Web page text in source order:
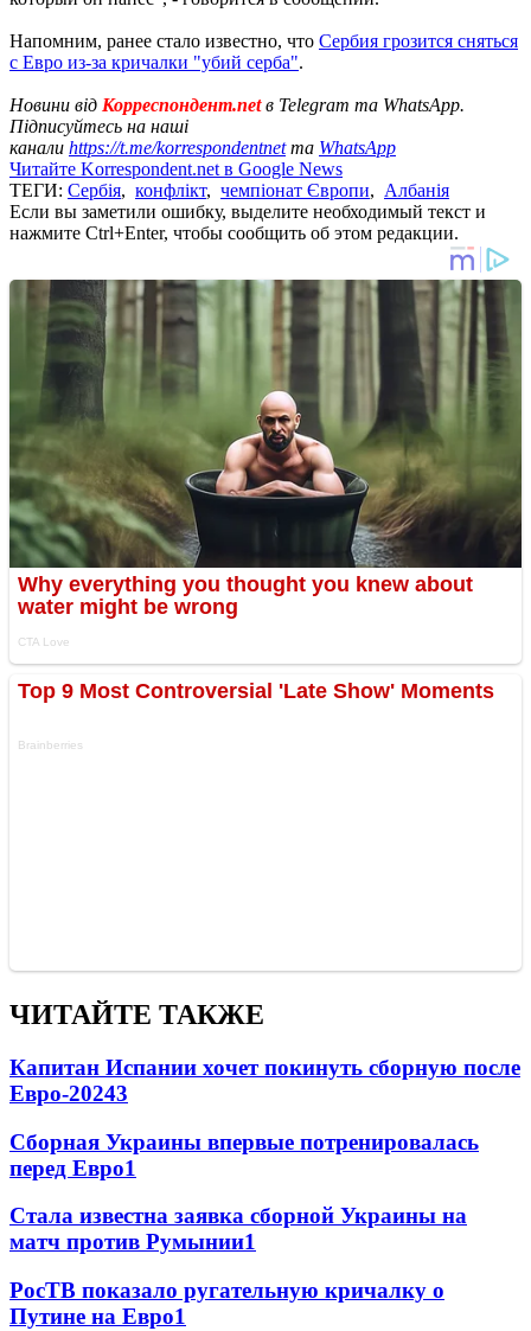
Напомним, ранее стало известно, что Сербия грозится сняться
с Евро из-за кричалки "убий серба".
Новини від Корреспондент.netв Telegram та WhatsApp.
Підписуйтесь на наші
канали https://t.me/korrespondentnetта WhatsApp
Читайте Korrespondent.net в Google News
ТЕГИ: Сербія, конфлікт, чемпіонат Європи, Албанія
Если вы заметили ошибку, выделите необходимый текст и
нажмите Ctrl+Enter, чтобы сообщить об этом редакции.
ЧИТАЙТЕ ТАКЖЕ
Капитан Испании хочет покинуть сборную после
Евро-20243
Сборная Украины впервые потренировалась
перед Евро1
Стала известна заявка сборной Украины на
матч против Румынии1
РосТВ показало ругательную кричалку о
Путине на Евро1